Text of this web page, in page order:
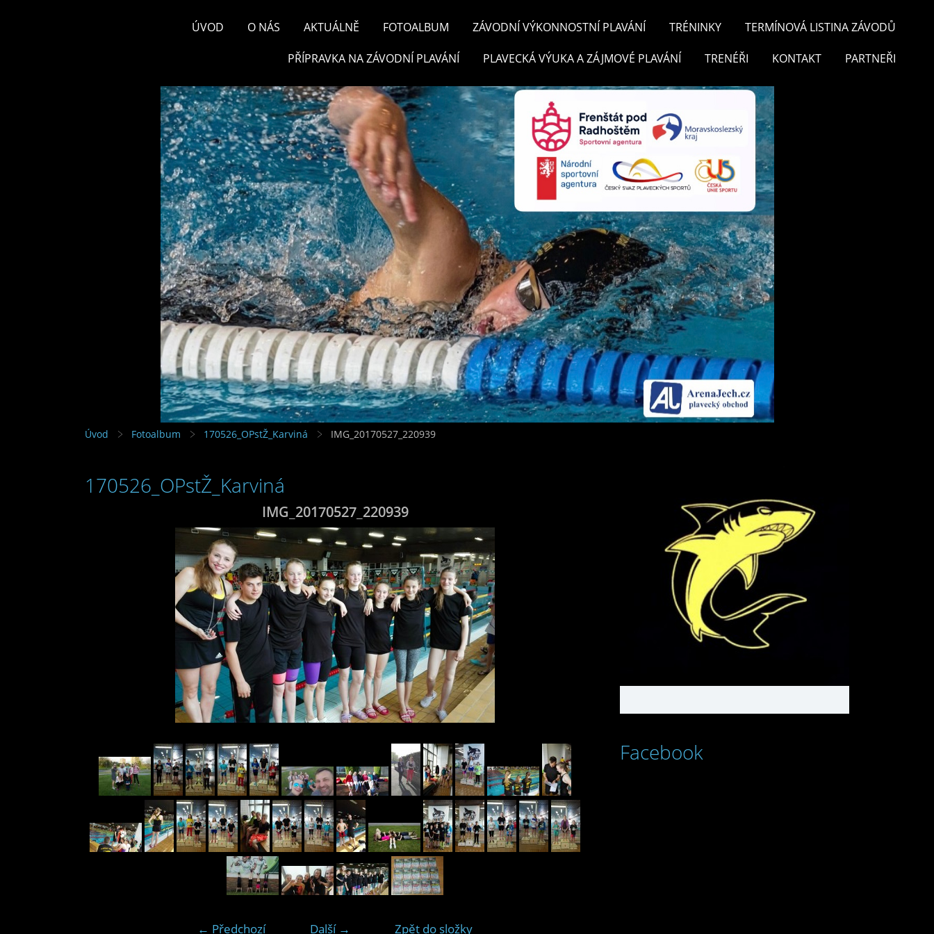
ÚVOD O NÁS AKTUÁLNĚ FOTOALBUM ZÁVODNÍ VÝKONNOSTNÍ PLAVÁNÍ TRÉNINKY TERMÍNOVÁ LISTINA ZÁVODŮ
PŘÍPRAVKA NA ZÁVODNÍ PLAVÁNÍ PLAVECKÁ VÝUKA A ZÁJMOVÉ PLAVÁNÍ TRENÉŘI KONTAKT PARTNEŘI
Úvod Fotoalbum 170526_OPstŽ_Karviná IMG_20170527_220939
170526_OPstŽ_Karviná
IMG_20170527_220939
← Předchozí Další → Zpět do složky
Facebook